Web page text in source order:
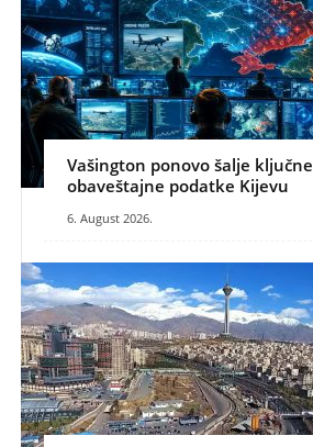
Vašington ponovo šalje ključne
obaveštajne podatke Kijevu
6. August 2026.